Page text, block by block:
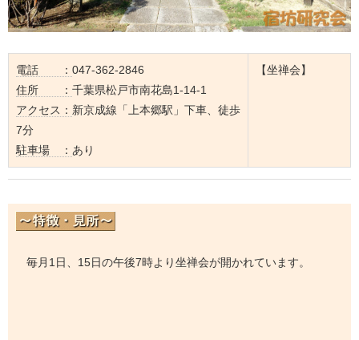
電話 ： 047-362-2846
住所 ： 千葉県松戸市南花島1-14-1
アクセス： 新京成線「上本郷駅」下車、徒歩
7分
駐車場 ： あり
【坐禅会】
毎月1日、15日の午後7時より坐禅会が開かれています。